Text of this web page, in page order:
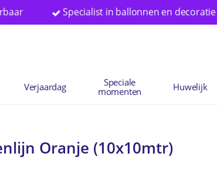
Specialist in ballonnen en decoratie
Verjaardag
Speciale
momenten
Huwelijk
Winkelwagen
Oranje (10x10mtr)